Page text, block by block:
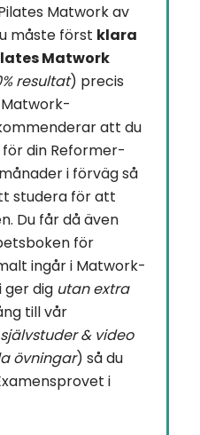
Matwork av
måste först klara
Matwork
resultat) precis
att du
din Reformer-
i förväg så
studera för att
Du får då även
för
ingår i Matwork-
ger dig utan extra
till vår
självstuder & video
övningar) så du
i